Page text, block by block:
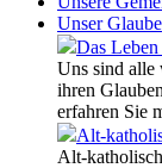
Unser Glaube
Das
Uns sind alle
ihren
erfahren Sie
Alt-
Alt-